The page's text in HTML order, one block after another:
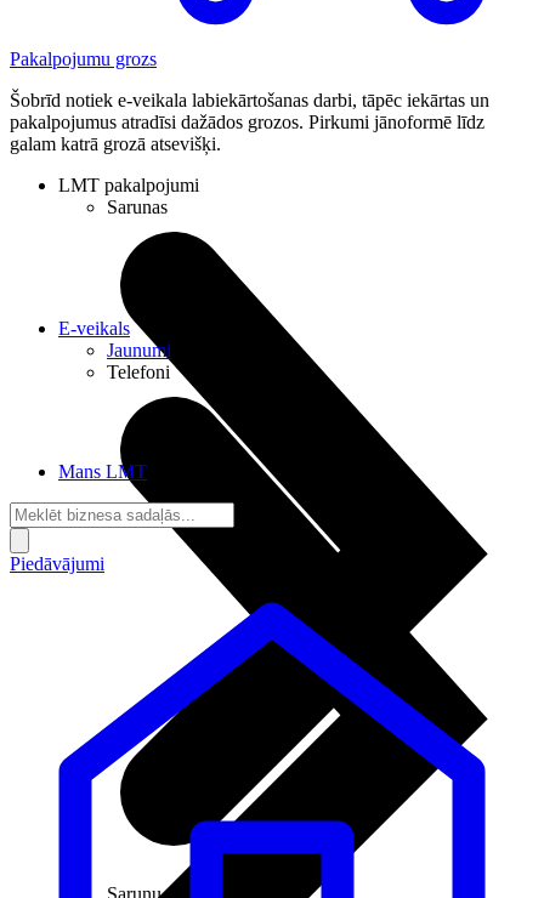
Pakalpojumu grozs
Šobrīd notiek e-veikala labiekārtošanas darbi, tāpēc iekārtas un
pakalpojumus atradīsi dažādos grozos. Pirkumi jānoformē līdz
galam katrā grozā atsevišķi.
LMT pakalpojumi
Sarunas
Sarunu pieslēgumi
E-veikals
Jaunumi
Telefoni
Mans LMT
Piedāvājumi